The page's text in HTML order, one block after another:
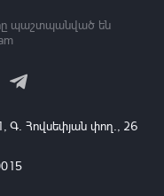
են. Վենս
պաշտպանված են
Գ․ Հովսեփյան փող., 26